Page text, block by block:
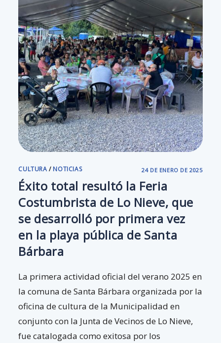
CULTURA / NOTICIAS
Éxito total resultó la Feria
Costumbrista de Lo Nieve, que
se desarrolló por primera vez
en la playa pública de Santa
Bárbara
La primera actividad oficial del verano 2025 en
la comuna de Santa Bárbara organizada por la
oficina de cultura de la Municipalidad en
conjunto con la Junta de Vecinos de Lo Nieve,
fue catalogada como exitosa por los
24 DE ENERO DE 2025